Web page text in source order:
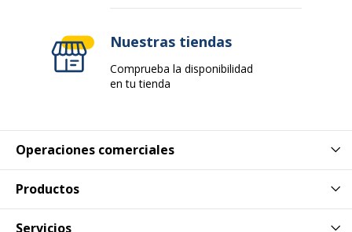
Operaciones comerciales
Productos
Servicios
Nuestras tiendas
Comprueba la disponibilidad
en tu tienda